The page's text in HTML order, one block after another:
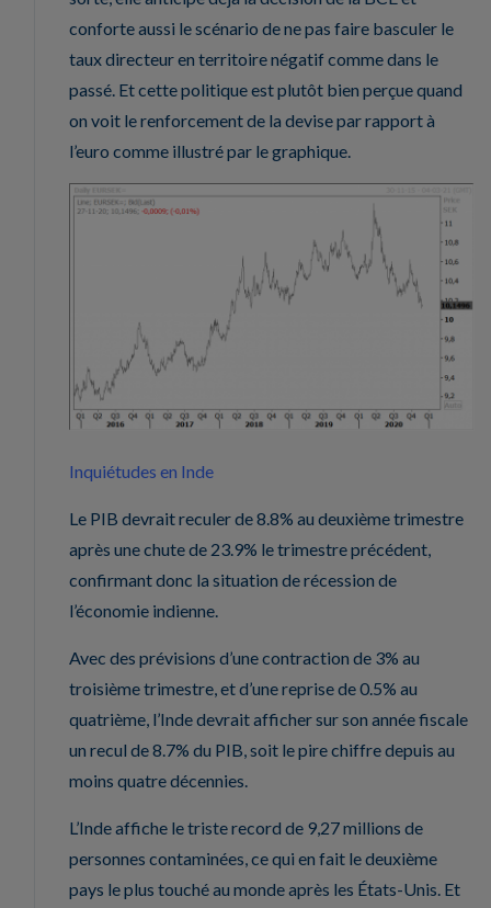
conforte aussi le scénario de ne pas faire basculer le
taux directeur en territoire négatif comme dans le
passé. Et cette politique est plutôt bien perçue quand
on voit le renforcement de la devise par rapport à
l’euro comme illustré par le graphique.
Inquiétudes en Inde
Le PIB devrait reculer de 8.8% au deuxième trimestre
après une chute de 23.9% le trimestre précédent,
confirmant donc la situation de récession de
l’économie indienne.
Avec des prévisions d’une contraction de 3% au
troisième trimestre, et d’une reprise de 0.5% au
quatrième, l’Inde devrait afficher sur son année fiscale
un recul de 8.7% du PIB, soit le pire chiffre depuis au
moins quatre décennies.
L’Inde affiche le triste record de 9,27 millions de
personnes contaminées, ce qui en fait le deuxième
pays le plus touché au monde après les États-Unis. Et